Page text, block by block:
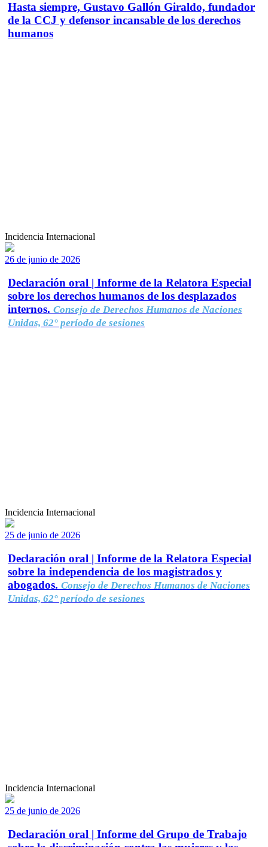
Hasta siempre, Gustavo Gallón Giraldo, fundador
de la CCJ y defensor incansable de los derechos
humanos
Incidencia Internacional
26 de junio de 2026
Declaración oral | Informe de la Relatora Especial
sobre los derechos humanos de los desplazados
internos. Consejo de Derechos Humanos de Naciones
Unidas, 62° período de sesiones
Incidencia Internacional
25 de junio de 2026
Declaración oral | Informe de la Relatora Especial
sobre la independencia de los magistrados y
abogados. Consejo de Derechos Humanos de Naciones
Unidas, 62° período de sesiones
Incidencia Internacional
25 de junio de 2026
Declaración oral | Informe del Grupo de Trabajo